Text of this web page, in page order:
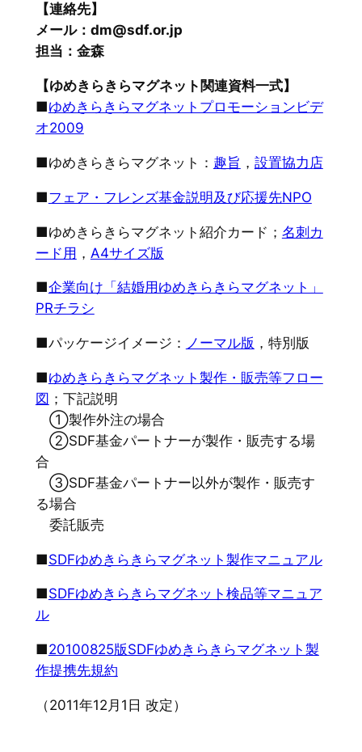
【連絡先】
メール：dm@sdf.or.jp
担当：金森
【ゆめきらきらマグネット関連資料一式】
■ゆめきらきらマグネットプロモーションビデ
オ2009
■ゆめきらきらマグネット： 趣旨 ， 設置協力店
■フェア・フレンズ基金説明及び応援先NPO
■ゆめきらきらマグネット紹介カード； 名刺カ
ード用 ， A4サイズ版
■企業向け「結婚用ゆめきらきらマグネット」
PRチラシ
■パッケージイメージ： ノーマル版 ，特別版
■ゆめきらきらマグネット製作・販売等フロー
図 ；下記説明
①製作外注の場合
②SDF基金パートナーが製作・販売する場
合
③SDF基金パートナー以外が製作・販売す
る場合
委託販売
■SDFゆめきらきらマグネット製作マニュアル
■SDFゆめきらきらマグネット検品等マニュア
ル
■20100825版SDFゆめきらきらマグネット製
作提携先規約
（2011年12月1日 改定）